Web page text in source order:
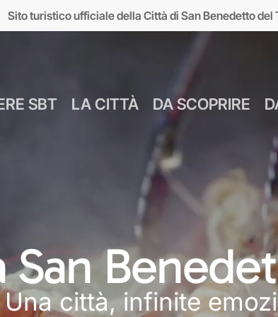
Sito turistico ufficiale della Città di San Benedetto del
Luglio
Agosto
SBT LA CITTÀ DA SCOPRIRE
d’Arte sul Mare
Lungomare
Giardini sul
Bus
Come
Come
San
Una città, infinite